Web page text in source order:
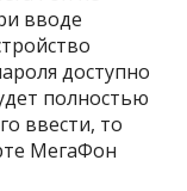
вводе
доступно
полностью
ввести, то
МегаФон